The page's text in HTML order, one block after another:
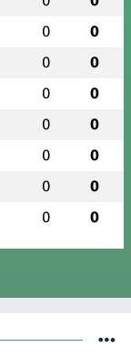
0 0
0 0
0 0
0 0
0 0
0 0
0 0